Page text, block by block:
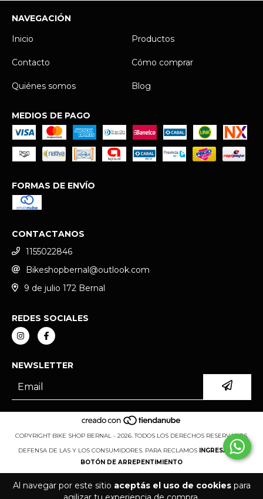
Al navegar por este sitio aceptás el uso de cookiespara
NAVEGACIÓN
Inicio
Productos
Contacto Cómo comprar
Quiénes somos Blog
MEDIOS DE PAGO
FORMAS DE ENVÍO
CONTACTANOS
1155022846
Bikeshopbernal@outlook.com
9 de julio 172 Bernal
REDES SOCIALES
NEWSLETTER
COPYRIGHT BIKE SHOP BERNAL - 2026. TODOS LOS DERECHOS RESERVADOS.
DEFENSA DE LAS Y LOS CONSUMIDORES. PARA RECLAMOS
INGRESÁ ACÁ.
BOTÓN DE ARREPENTIMIENTO